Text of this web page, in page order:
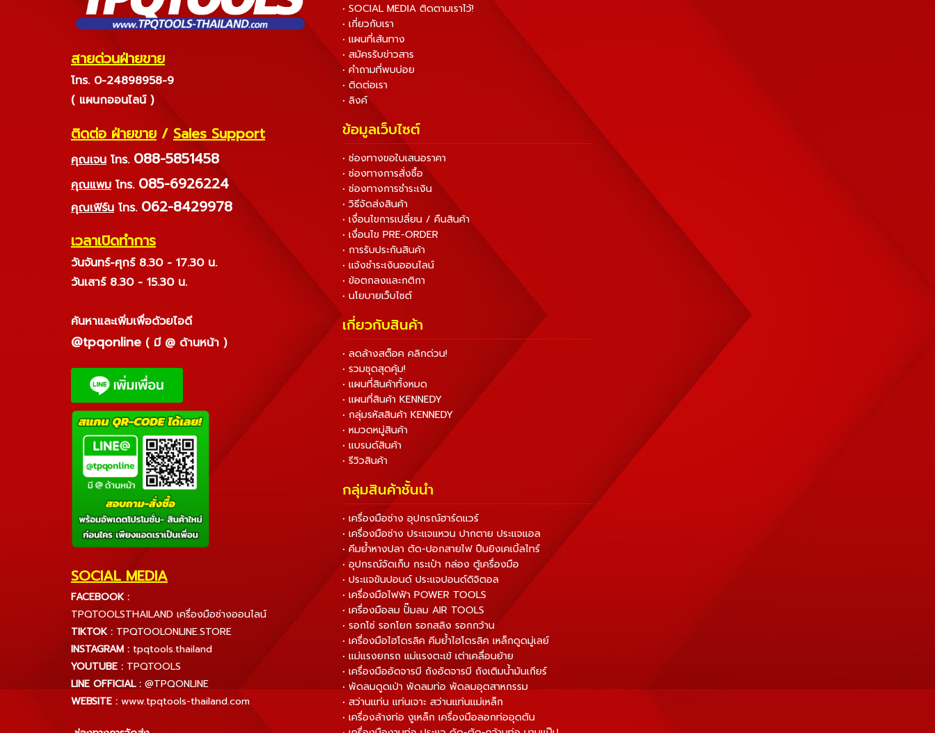
สายด่วนฝ่ายขาย
โทร. 0-24898958-9
( แผนกออนไลน์ )
ติดต่อ ฝ่ายขาย / Sales Support
คุณเจน โทร. 088-5851458
คุณแพม โทร. 085-6926224
คุณเฟิร์น โทร. 062-8429978
เวลาเปิดทำการ
วันจันทร์-ศุกร์ 8.30 - 17.30 น.
วันเสาร์ 8.30 - 15.30 น.
ค้นหาและเพิ่มเพื่อด้วยไอดี
@tpqonline ( มี @ ด้านหน้า )
SOCIAL MEDIA
FACEBOOK :
TPQTOOLSTHAILAND เครื่องมือช่างออนไลน์
TIKTOK : TPQTOOLONLINE.STORE
INSTAGRAM : tpqtools.thailand
YOUTUBE : TPQTOOLS
LINE OFFICIAL : @TPQONLINE
WEBSITE : www.tpqtools-thailand.com
• SOCIAL MEDIA ติดตามเราไว้!
• เกี่ยวกับเรา
• แผนที่เส้นทาง
• สมัครรับข่าวสาร
• คำถามที่พบบ่อย
• ติดต่อเรา
• ลิงค์
ข้อมูลเว็บไซต์
• ช่องทางขอใบเสนอราคา
• ช่องทางการสั่งซื้อ
• ช่องทางการชำระเงิน
• วิธีจัดส่งสินค้า
• เงื่อนไขการเปลี่ยน / คืนสินค้า
• เงื่อนไข PRE-ORDER
• การรับประกันสินค้า
• แจ้งชำระเงินออนไลน์
• ข้อตกลงและกติกา
• นโยบายเว็บไซต์
เกี่ยวกับสินค้า
• ลดล้างสต็อค คลิกด่วน!
• รวมชุดสุดคุ้ม!
• แผนที่สินค้าทั้งหมด
• แผนที่สินค้า KENNEDY
• กลุ่มรหัสสินค้า KENNEDY
• หมวดหมู่สินค้า
• แบรนด์สินค้า
• รีวิวสินค้า
กลุ่มสินค้าชั้นนำ
• เครื่องมือช่าง อุปกรณ์ฮาร์ดแวร์
• เครื่องมือช่าง ประแจแหวน ปากตาย ประแจแอล
• คีมย้ำหางปลา ตัด-ปอกสายไฟ ปืนยิงเคเบิ้ลไทร์
• อุปกรณ์จัดเก็บ กระเป๋า กล่อง ตู้เครื่องมือ
• ประแจขันปอนด์ ประแจปอนด์ดิจิตอล
• เครื่องมือไฟฟ้า POWER TOOLS
• เครื่องมือลม ปั๊มลม AIR TOOLS
• รอกโซ่ รอกโยก รอกสลิง รอกกว้าน
• เครื่องมือไฮโดรลิค คีมย้ำไฮโดรลิค เหล็กดูดมู่เลย์
• แม่แรงยกรถ แม่แรงตะเข้ เต่าเคลื่อนย้าย
• เครื่องมืออัดจารบี ถังอัดจารบี ถังเติมน้ำมันเกียร์
• พัดลมดูดเป่า พัดลมท่อ พัดลมอุตสาหกรรม
• สว่านแท่น แท่นเจาะ สว่านแท่นแม่เหล็ก
• เครื่องล้างท่อ งูเหล็ก เครื่องมือลอกท่ออุดตัน